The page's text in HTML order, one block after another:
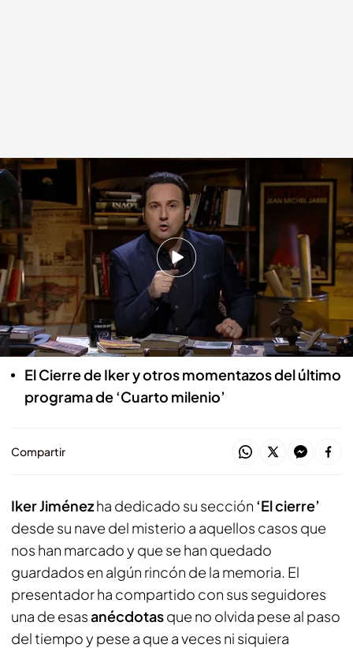
Iker Jiménez en 'Cuarto milenio'
Cuarto Milenio
01 MAR 2021 - 00:07h.
Iker Jiménez se pregunta cómo puede
recordar historias misteriosas de personas
desconocidas y no recuerda el nombre de
personas que ve a diario
El Cierre de Iker y otros momentazos del último
programa de ‘Cuarto milenio’
Compartir
Iker Jiménezha dedicado su sección ‘El cierre’
desde su nave del misterio a aquellos casos que
nos han marcado y que se han quedado
guardados en algún rincón de la memoria. El
presentador ha compartido con sus seguidores
una de esasanécdotasque no olvida pese al paso
del tiempo y pese a que a veces ni siquiera